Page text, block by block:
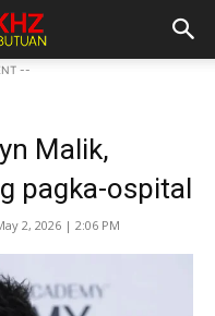
--
Malik,
pagka-ospital
2, 2026 | 2:06 PM